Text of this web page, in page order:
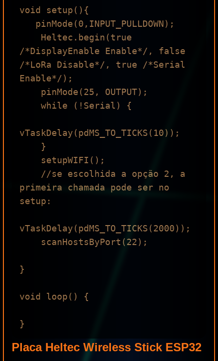
void setup(){
/*DisplayEnable Enable*/, false
/*LoRa Disable*/, true /*Serial
Enable*/);
vTaskDelay(pdMS_TO_TICKS(10));
primeira chamada pode ser no
setup:
vTaskDelay(pdMS_TO_TICKS(2000));
}
void loop() {
Placa Heltec Wireless Stick ESP32